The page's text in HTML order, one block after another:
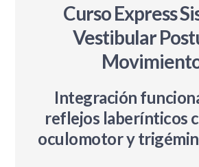
Curso Express
Vestibular
Integración
reflejos laberínticos
oculomotor y